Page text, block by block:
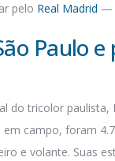
pelo Real Madrid —
Paulo e
do tricolor paulista,
campo, foram
e volante. Suas